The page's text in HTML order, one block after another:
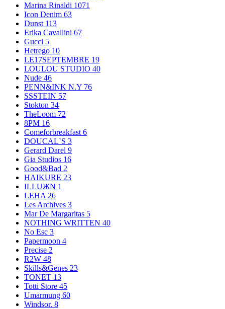
Marina Rinaldi 1071
Icon Denim 63
Dunst 113
Erika Cavallini 67
Gucci 5
Hetrego 10
LE17SEPTEMBRE 19
LOULOU STUDIO 40
Nude 46
PENN&INK N.Y 76
SSSTEIN 57
Stokton 34
TheLoom 72
8PM 16
Comeforbreakfast 6
DOUCAL`S 3
Gerard Darel 9
Gia Studios 16
Good&Bad 2
HAIKURE 23
ILLUЖN 1
LEHA 26
Les Archives 3
Mar De Margaritas 5
NOTHING WRITTEN 40
No Esc 3
Papermoon 4
Precise 2
R2W 48
Skills&Genes 23
TONET 13
Totti Store 45
Umarmung 60
Windsor. 8